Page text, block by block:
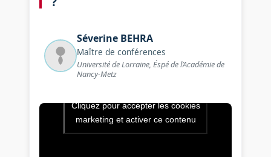
Séverine BEHRA
Maître de conférences
Université de Lorraine, Éspé de l’Académie de
Nancy-Metz
Vidéo de l’intervention :
Cliquez pour accepter les cookies
marketing et activer ce contenu